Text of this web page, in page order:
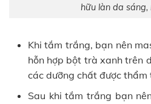
hữu làn da sáng,
Khi tắm trắng, bạn nên
hỗn hợp bột trà xanh trên
các dưỡng chất được
Sau khi tắm trắng bạn